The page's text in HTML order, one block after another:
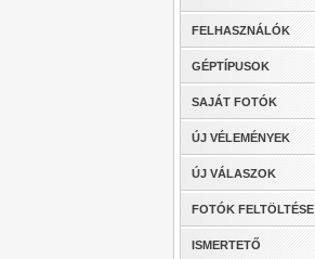
FELHASZNÁLÓK
GÉPTÍPUSOK
SAJÁT FOTÓK
ÚJ VÉLEMÉNYEK
ÚJ VÁLASZOK
FOTÓK FELTÖLTÉSE
ISMERTETŐ